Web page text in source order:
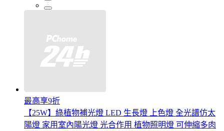
最高享9折
【25W】綠植物補光燈 LED 生長燈 上色燈 全光譜仿太
陽燈 家用室內陽光燈 光合作用 植物照明燈 可伸縮多肉